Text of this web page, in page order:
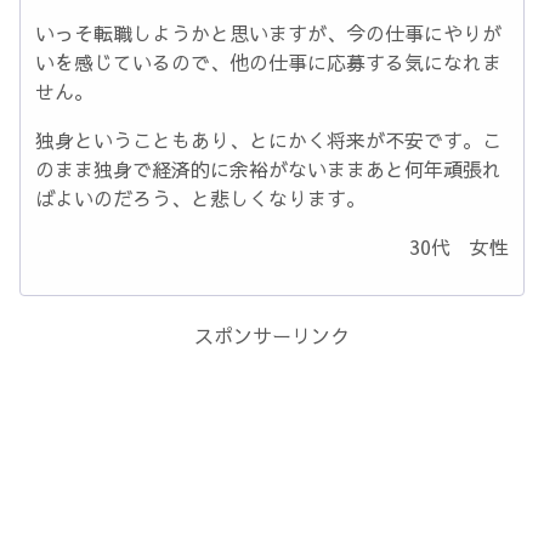
いっそ転職しようかと思いますが、今の仕事にやりが
いを感じているので、他の仕事に応募する気になれま
せん。
独身ということもあり、とにかく将来が不安です。こ
のまま独身で経済的に余裕がないままあと何年頑張れ
ばよいのだろう、と悲しくなります。
30代 女性
スポンサーリンク